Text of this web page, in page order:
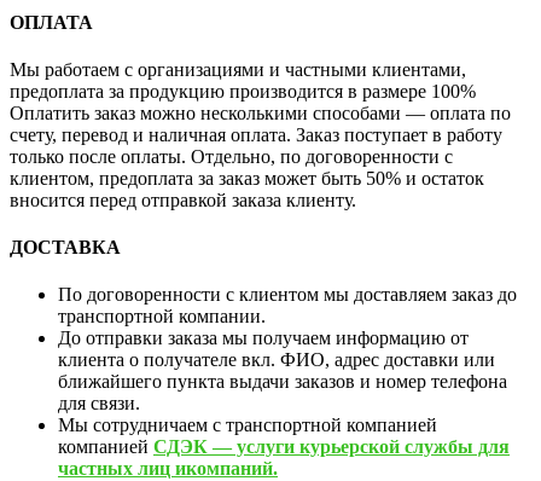
ОПЛАТА
Мы работаем с организациями и частными клиентами,
предоплата за продукцию производится в размере 100%
Оплатить заказ можно несколькими способами — оплата по
счету, перевод и наличная оплата. Заказ поступает в работу
только после оплаты. Отдельно, по договоренности с
клиентом, предоплата за заказ может быть 50% и остаток
вносится перед отправкой заказа клиенту.
ДОСТАВКА
По договоренности с клиентом мы доставляем заказ до
транспортной компании.
До отправки заказа мы получаем информацию от
клиента о получателе вкл. ФИО, адрес доставки или
ближайшего пункта выдачи заказов и номер телефона
для связи.
Мы сотрудничаем с транспортной компанией
компанией СДЭК — услуги курьерской службы для
частных лиц икомпаний.